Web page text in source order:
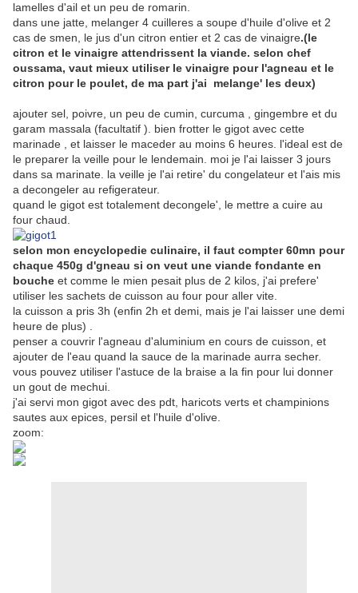
lamelles d'ail et un peu de romarin.
dans une jatte, melanger 4 cuilleres a soupe d'huile d'olive et 2
cas de smen, le jus d'un citron entier et 2 cas de vinaigre.(le
citron et le vinaigre attendrissent la viande. selon chef
oussama, vaut mieux utiliser le vinaigre pour l'agneau et le
citron pour le poulet, de ma part j'ai melange' les deux)
ajouter sel, poivre, un peu de cumin, curcuma , gingembre et du
garam massala (facultatif ). bien frotter le gigot avec cette
marinade , et laisser le maceder au moins 6 heures. l'ideal est de
le preparer la veille pour le lendemain. moi je l'ai laisser 3 jours
dans sa marinate. la veille je l'ai retire' du congelateur et l'ais mis
a decongeler au refigerateur.
quand le gigot est totalement decongele', le mettre a cuire au
four chaud.
selon mon encyclopedie culinaire, il faut compter 60mn pour
chaque 450g d'gneau si on veut une viande fondante en
bouche et comme le mien pesait plus de 2 kilos, j'ai prefere'
utiliser les sachets de cuisson au four pour aller vite.
la cuisson a pris 3h (enfin 2h et demi, mais je l'ai laisser une demi
heure de plus) .
penser a couvrir l'agneau d'aluminium en cours de cuisson, et
ajouter de l'eau quand la sauce de la marinade aurra secher.
vous pouvez utiliser l'astuce de la braise a la fin pour lui donner
un gout de mechui.
j'ai servi mon gigot avec des pdt, haricots verts et champinions
sautes aux epices, persil et l'huile d'olive.
zoom: